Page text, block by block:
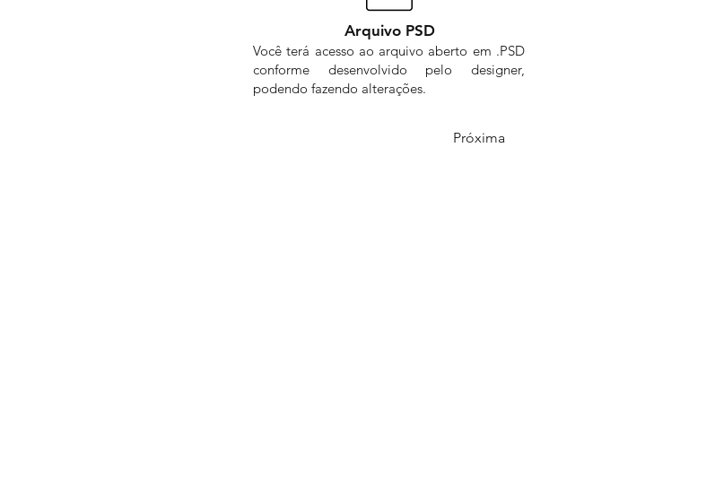
Arquivo PSD
Você terá acesso ao arquivo aberto em .PSD
conforme desenvolvido pelo designer,
podendo fazendo alterações.
Próxima